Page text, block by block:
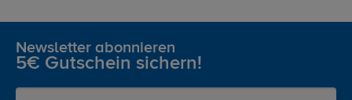
Newsletter abonnieren
5€ Gutschein sichern!